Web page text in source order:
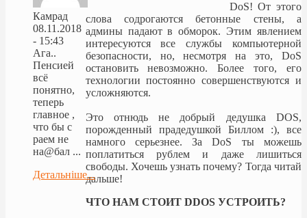
DoS! От этого
слова содрогаются бетонные стены, а
админы падают в обморок. Этим явлением
интересуются все службы компьютерной
безопасности, но, несмотря на это, DoS
остановить невозможно. Более того, его
технологии постоянно совершенствуются и
усложняются.
Это отнюдь не добрый дедушка DOS,
порожденный прадедушкой Биллом :), все
намного серьезнее. За DoS ты можешь
поплатиться рублем и даже лишиться
свободы. Хочешь узнать почему? Тогда читай
дальше!
ЧТО НАМ СТОИТ DDOS УСТРОИТЬ?
Камрад
08.11.2018
- 15:43
Ага..
Пенсией
всё
понятно,
теперь
главное ,
что бы с
раем не
на@бал ...
Детальніше...